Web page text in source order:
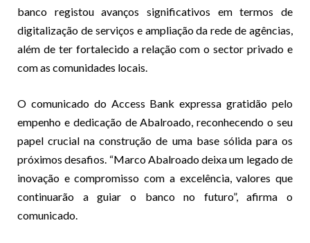
banco registou avanços significativos em termos de
digitalização de serviços e ampliação da rede de agências,
além de ter fortalecido a relação com o sector privado e
com as comunidades locais.
O comunicado do Access Bank expressa gratidão pelo
empenho e dedicação de Abalroado, reconhecendo o seu
papel crucial na construção de uma base sólida para os
próximos desafios. “Marco Abalroado deixa um legado de
inovação e compromisso com a excelência, valores que
continuarão a guiar o banco no futuro”, afirma o
comunicado.